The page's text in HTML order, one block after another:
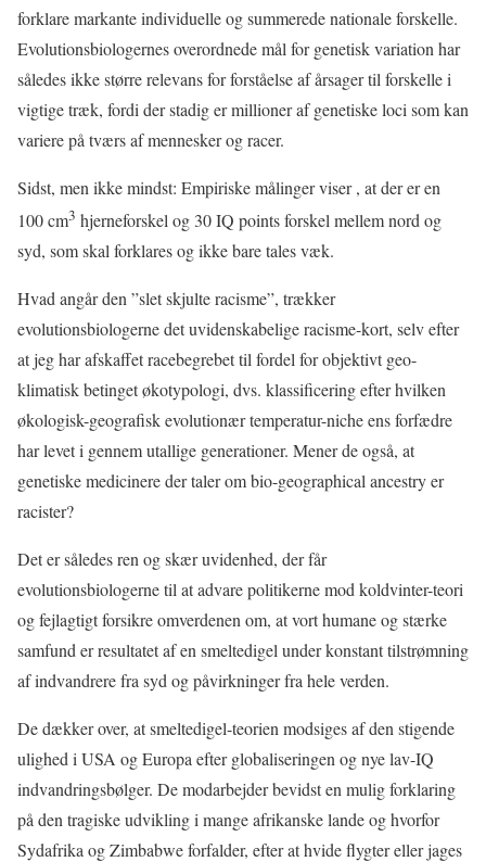
forklare markante individuelle og summerede nationale forskelle.
Evolutionsbiologernes overordnede mål for genetisk variation har
således ikke større relevans for forståelse af årsager til forskelle i
vigtige træk, fordi der stadig er millioner af genetiske loci som kan
variere på tværs af mennesker og racer.
Sidst, men ikke mindst: Empiriske målinger viser , at der er en
100 cm3 hjerneforskel og 30 IQ points forskel mellem nord og
syd, som skal forklares og ikke bare tales væk.
Hvad angår den ”slet skjulte racisme”, trækker
evolutionsbiologerne det uvidenskabelige racisme-kort, selv efter
at jeg har afskaffet racebegrebet til fordel for objektivt geo-
klimatisk betinget økotypologi, dvs. klassificering efter hvilken
økologisk-geografisk evolutionær temperatur-niche ens forfædre
har levet i gennem utallige generationer. Mener de også, at
genetiske medicinere der taler om bio-geographical ancestry er
racister?
Det er således ren og skær uvidenhed, der får
evolutionsbiologerne til at advare politikerne mod koldvinter-teori
og fejlagtigt forsikre omverdenen om, at vort humane og stærke
samfund er resultatet af en smeltedigel under konstant tilstrømning
af indvandrere fra syd og påvirkninger fra hele verden.
De dækker over, at smeltedigel-teorien modsiges af den stigende
ulighed i USA og Europa efter globaliseringen og nye lav-IQ
indvandringsbølger. De modarbejder bevidst en mulig forklaring
på den tragiske udvikling i mange afrikanske lande og hvorfor
Sydafrika og Zimbabwe forfalder, efter at hvide flygter eller jages